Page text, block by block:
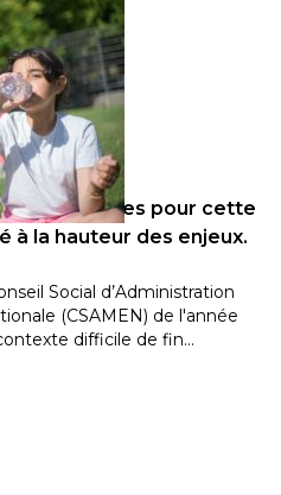
attendues pour cette
à la hauteur des enjeux.
Social d’Administration
(CSAMEN) de l'année
difficile de fin…